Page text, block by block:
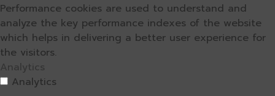
Performance cookies are used to understand and
analyze the key performance indexes of the website
which helps in delivering a better user experience for
the visitors.
Analytics
Analytics